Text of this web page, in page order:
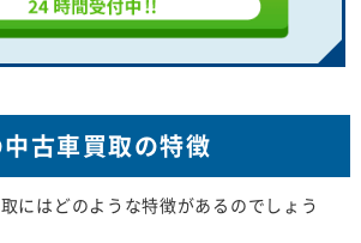
古車買取の特徴
にはどのような特徴があるのでしょう